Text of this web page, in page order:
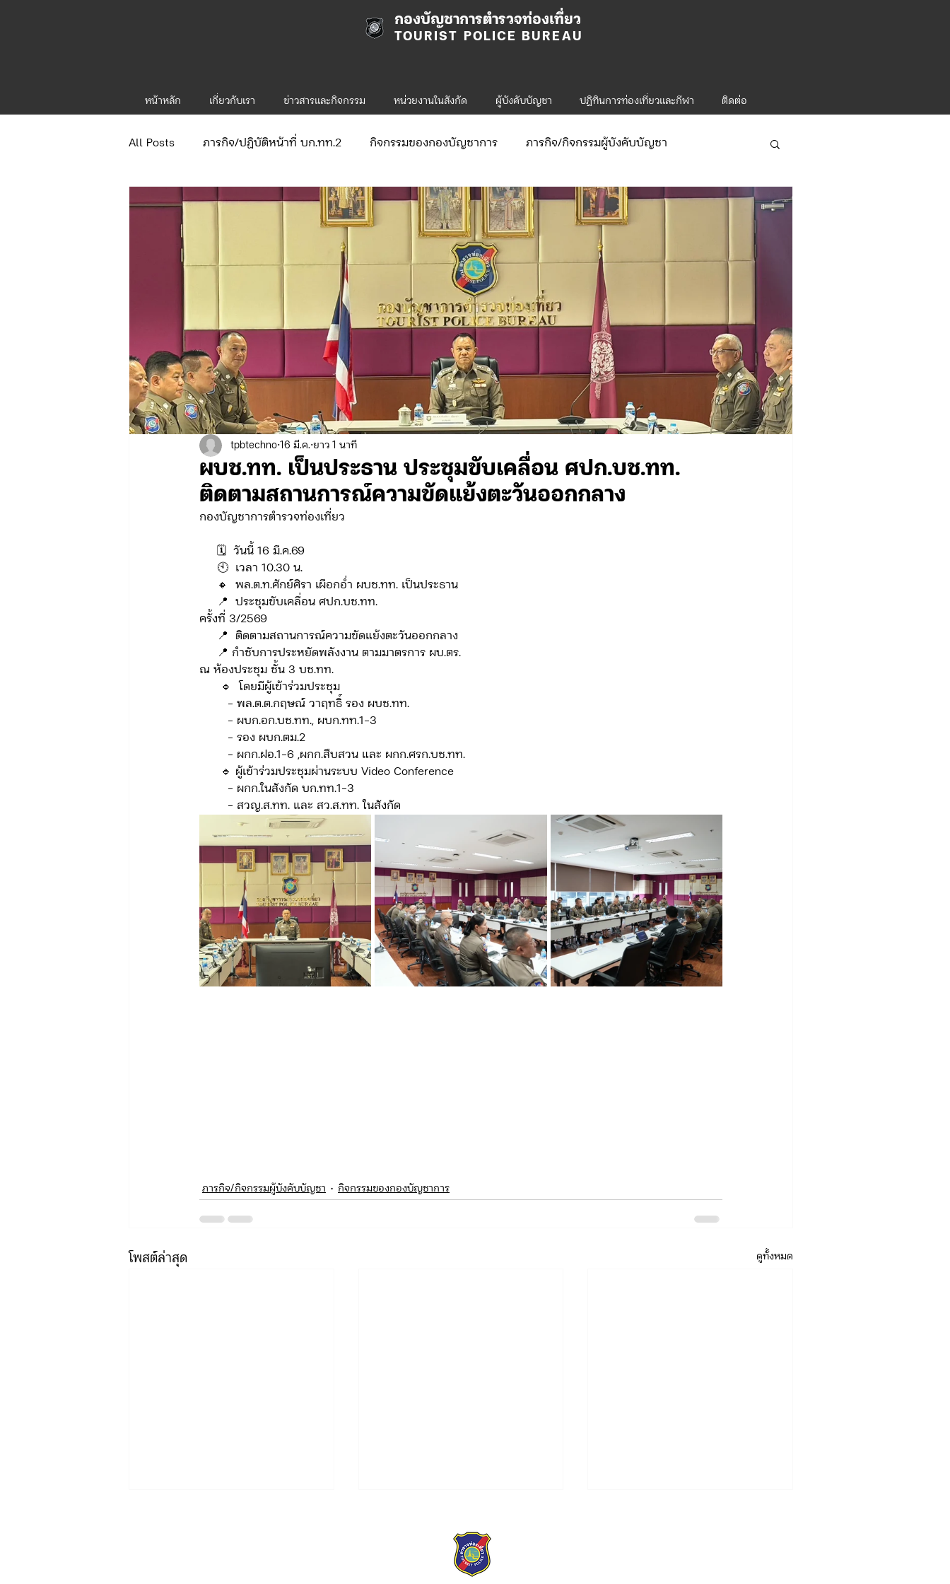
กองบัญชาการตำรวจท่องเที่ยว
TOURIST POLICE BUREAU
หน้าหลัก เกี่ยวกับเรา ข่าวสารและกิจกรรม หน่วยงานในสังกัด ผู้บังคับบัญชา ปฎิทินการท่องเที่ยวและกีฬา ติดต่อ
All Posts ภารกิจ/ปฏิบัติหน้าที่ บก.ทท.2 กิจกรรมของกองบัญชาการ ภารกิจ/กิจกรรมผู้บังคับบัญชา
ข่าวประกาศและคำสั่ง ข่าวรับสมัคร จัดซื้อจัดจ้าง/แผน/ตัวชี้วัด กิจกรรมของกองบังคับการท่องเที่ยว-1
ข่าวประกาศและคำสั่ง ทท.1 ข่าวรับสมัคร ทท.1
กิจกรรมของกองบังคับการท่องเที่ยว-2 ข่าวประกาศและคำสั่ง ทท.2
ข่าวรับสมัคร ทท.2 จัดซื้อจัดจ้าง/แผน/ตัวชี้วัด ทท.2 ภารกิจ/กิจกรรมผู้บังคับบัญชา ทท.3
กิจกรรมของกองบังคับการท่องเที่ยว 3 ข่าวประกาศและคำสั่ง ทท.3 ข่าวรับสมัคร ทท.3
จัดซื้อจัดจ้าง/แผน/ตัวชี้วัด ทท.3 กิจกรรมของ บก.อก. ภารกิจ/กิจกรรมผู้บังคับบัญชา บก.อก.
ข่าวประกาศและคำสั่ง บก.อก.
ภารกิจ/การปฏิบัติหน้าที่ บก.ทท.1
ผบช.ทท. เป็นประธาน ประชุมขับเคลื่อน ศปก.บช.ทท.
ติดตามสถานการณ์ความขัดแย้งตะวันออกกลาง
tpbtechno 16 มี.ค. ยาว 1 นาที
กองบัญชาการตำรวจท่องเที่ยว
     🗓️  วันนี้ 16 มี.ค.69
     🕙  เวลา 10.30 น.
     🔸  พล.ต.ท.ศักย์ศิรา เผือกอ่ำ ผบช.ทท. เป็นประธาน
     📍  ประชุมขับเคลื่อน ศปก.บช.ทท.
ครั้งที่ 3/2569
     📍  ติดตามสถานการณ์ความขัดแย้งตะวันออกกลาง
     📍 กำชับการประหยัดพลังงาน ตามมาตรการ ผบ.ตร.
ณ ห้องประชุม ชั้น 3 บช.ทท.
      🔹️  โดยมีผู้เข้าร่วมประชุม
        - พล.ต.ต.กฤษณ์ วาฤทธิ์ รอง ผบช.ทท.
        - ผบก.อก.บช.ทท., ผบก.ทท.1-3
        - รอง ผบก.ตม.2
        - ผกก.ฝอ.1-6 ,ผกก.สืบสวน และ ผกก.ศรก.บช.ทท.
      🔹 ผู้เข้าร่วมประชุมผ่านระบบ Video Conference
        - ผกก.ในสังกัด บก.ทท.1-3
        - สวญ.ส.ทท. และ สว.ส.ทท. ในสังกัด
ภารกิจ/กิจกรรมผู้บังคับบัญชา กิจกรรมของกองบัญชาการ
โพสต์ล่าสุด ดูทั้งหมด